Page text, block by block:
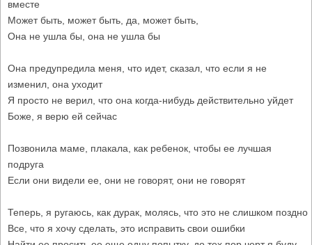
вместе
Может быть, может быть, да, может быть,
Она не ушла бы, она не ушла бы
Она предупредила меня, что идет, сказал, что если я не
изменил, она уходит
Я просто не верил, что она когда-нибудь действительно уйдет
Боже, я верю ей сейчас
Позвонила маме, плакала, как ребенок, чтобы ее лучшая
подруга
Если они видели ее, они не говорят, они не говорят
Теперь, я ругаюсь, как дурак, молясь, что это не слишком поздно
Все, что я хочу сделать, это исправить свои ошибки